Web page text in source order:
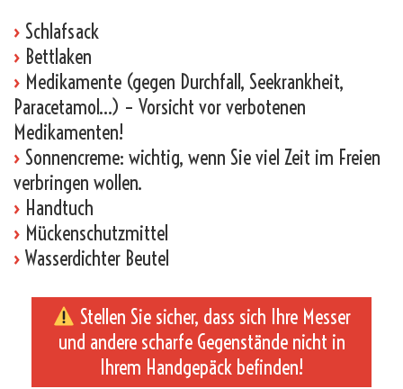
› Schlafsack
› Bettlaken
› Medikamente (gegen Durchfall, Seekrankheit,
Paracetamol…) – Vorsicht vor verbotenen
Medikamenten!
› Sonnencreme: wichtig, wenn Sie viel Zeit im Freien
verbringen wollen.
› Handtuch
› Mückenschutzmittel
› Wasserdichter Beutel
Stellen Sie sicher, dass sich Ihre Messer
und andere scharfe Gegenstände nicht in
Ihrem Handgepäck befinden!